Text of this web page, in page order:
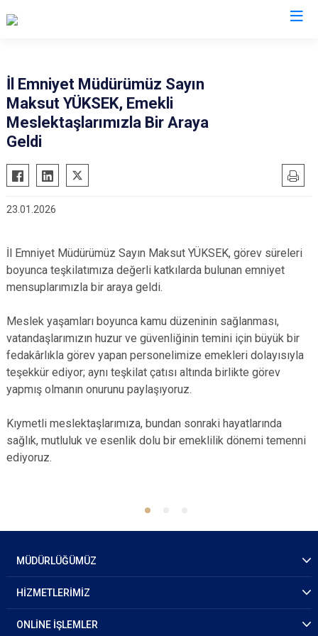
İl Emniyet Müdürümüz Sayın
Maksut YÜKSEK, Emekli
Meslektaşlarımızla Bir Araya
Geldi
23.01.2026
İl Emniyet Müdürümüz Sayın Maksut YÜKSEK, görev süreleri
boyunca teşkilatımıza değerli katkılarda bulunan emniyet
mensuplarımızla bir araya geldi.
Meslek yaşamları boyunca kamu düzeninin sağlanması,
vatandaşlarımızın huzur ve güvenliğinin temini için büyük bir
fedakârlıkla görev yapan personelimize emekleri dolayısıyla
teşekkür ediyor; aynı teşkilat çatısı altında birlikte görev
yapmış olmanın onurunu paylaşıyoruz.
Kıymetli meslektaşlarımıza, bundan sonraki hayatlarında
sağlık, mutluluk ve esenlik dolu bir emeklilik dönemi temenni
ediyoruz.
MÜDÜRLÜĞÜMÜZ
HİZMETLERİMİZ
ONLİNE İŞLEMLER